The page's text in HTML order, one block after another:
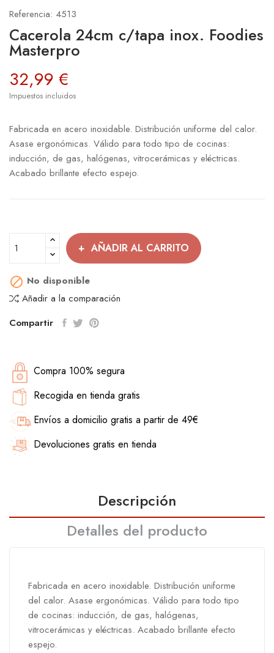
Referencia: 4513
Cacerola 24cm c/tapa inox. Foodies
Masterpro
32,99 €
Impuestos incluidos
Fabricada en acero inoxidable. Distribución uniforme del calor.
Asase ergonómicas. Válido para todo tipo de cocinas:
inducción, de gas, halógenas, vitrocerámicas y eléctricas.
Acabado brillante efecto espejo.
AÑADIR AL CARRITO
 No disponible
Añadir a la comparación
Compartir
Compra 100% segura
Recogida en tienda gratis
Envíos a domicilio gratis a partir de 49€
Devoluciones gratis en tienda
Descripción
Detalles del producto
Fabricada en acero inoxidable. Distribución uniforme
del calor. Asase ergonómicas. Válido para todo tipo
de cocinas: inducción, de gas, halógenas,
vitrocerámicas y eléctricas. Acabado brillante efecto
espejo.